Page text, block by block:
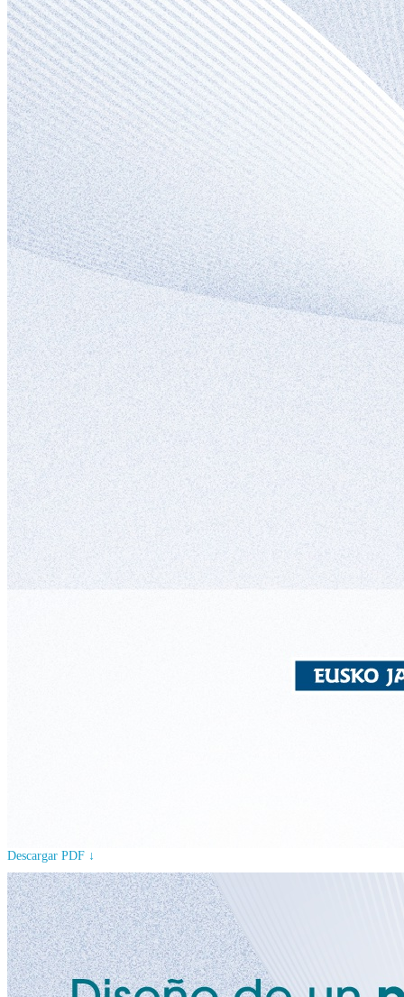
Descargar PDF ↓